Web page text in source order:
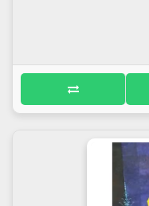
اهل بیت،
و سخنان علی،
به حدیث بعدی
متفاوت دارند.
نظر علی